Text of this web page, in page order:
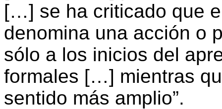
[…] se ha criticado que
denomina una acción o
sólo a los inicios del
formales […] mientras
sentido más amplio”.